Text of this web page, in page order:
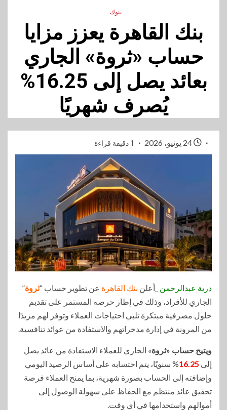
بنوك
بنك القاهرة يعزز مزايا
حساب «ثروة» الجاري
بعائد يصل إلى 16.25%
يُصرف شهريًا
1 دقيقة قراءة
درية عبدالرحمن _أعلن بنك القاهرة عن تطوير حساب “ثروة”
الجاري للأفراد، وذلك في إطار حرصه المستمر على تقديم
حلول مصرفية مبتكرة تلبي احتياجات العملاء وتوفر لهم مزيدًا
من المرونة في إدارة مدخراتهم والاستفادة من عوائد تنافسية.
ويتيح حساب «ثروة» الجاري للعملاء الاستفادة من عائد يصل
إلى 16.25% سنويًا، يتم احتسابه على أساس الرصيد اليومي
وإضافته إلى الحساب بصورة شهرية، بما يمنح العملاء فرصة
تحقيق عائد منتظم مع الحفاظ على سهولة الوصول إلى
أموالهم واستخدامها في أي وقت.